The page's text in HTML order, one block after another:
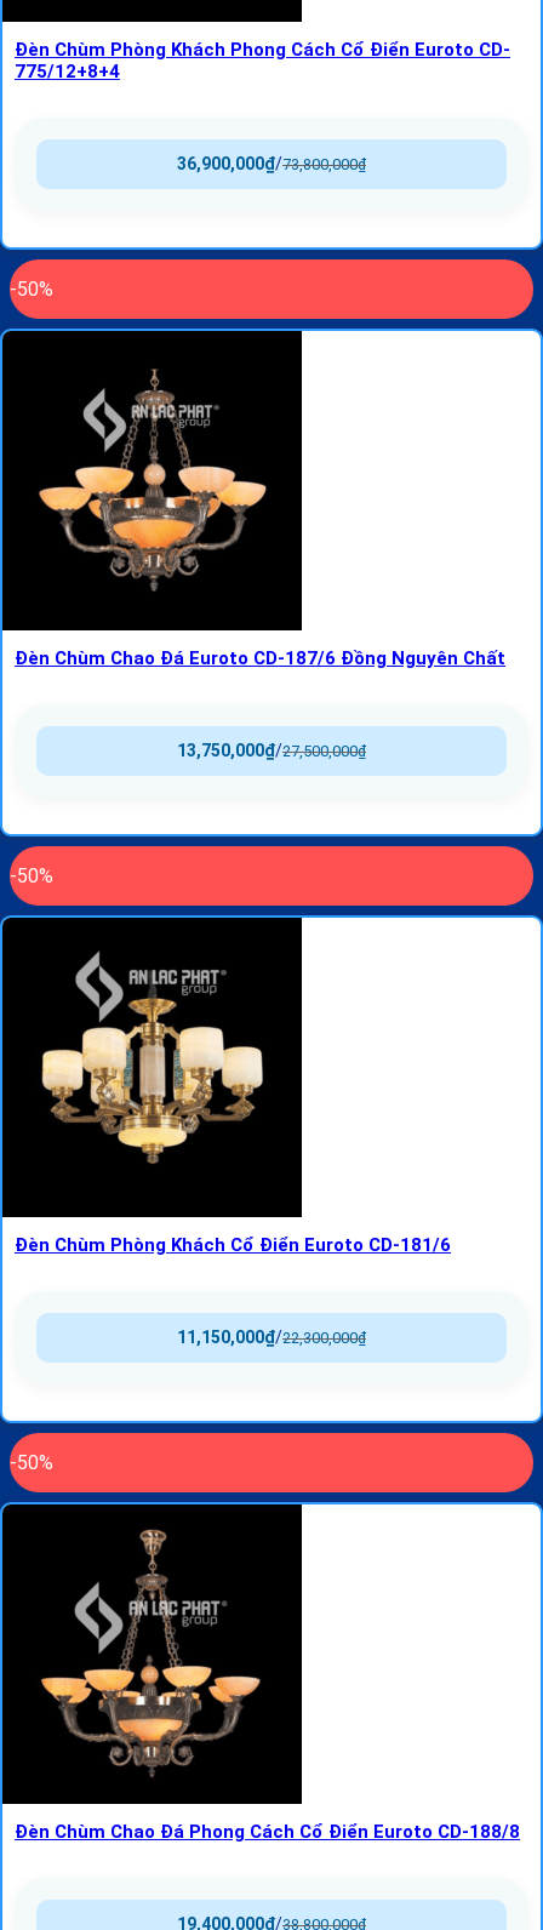
Đèn Chùm Phòng Khách Phong Cách Cổ Điển Euroto CD-
775/12+8+4
73,800,000₫
/
36,900,000₫
-50%
Đèn Chùm Chao Đá Euroto CD-187/6 Đồng Nguyên Chất
27,500,000₫
/
13,750,000₫
-50%
Đèn Chùm Phòng Khách Cổ Điển Euroto CD-181/6
22,300,000₫
/
11,150,000₫
-50%
Đèn Chùm Chao Đá Phong Cách Cổ Điển Euroto CD-188/8
38,800,000₫
/
19,400,000₫